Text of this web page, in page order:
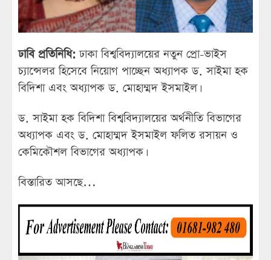
ঢাবি প্রতিনিধি: ঢাকা বিশ্ববিদ্যালয়ের নতুন প্রো-ভাইস
চ্যান্সেলর হিসেবে নিয়োগ পাচ্ছেন অধ্যাপক ড. সাইমা হক
বিদিশা এবং অধ্যাপক ড. মোহাম্মদ ইসমাইল।
ড. সাইমা হক বিদিশা বিশ্ববিদ্যালয়ের অর্থনীতি বিভাগের
অধ্যাপক এবং ড. মোহাম্মদ ইসমাইল ফলিত রসায়ন ও
কেমিকৌশল বিভাগের অধ্যাপক।
বিস্তারিত আসছে…